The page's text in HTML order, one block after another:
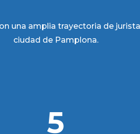
una amplia trayectoria de
ciudad de Pamplona.
5